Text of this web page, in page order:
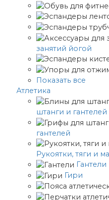
занятий йогой
Показать все
Атлетика
штанги и гантелей
гантелей
Рукоятки, тяги и
Гантели
Гири